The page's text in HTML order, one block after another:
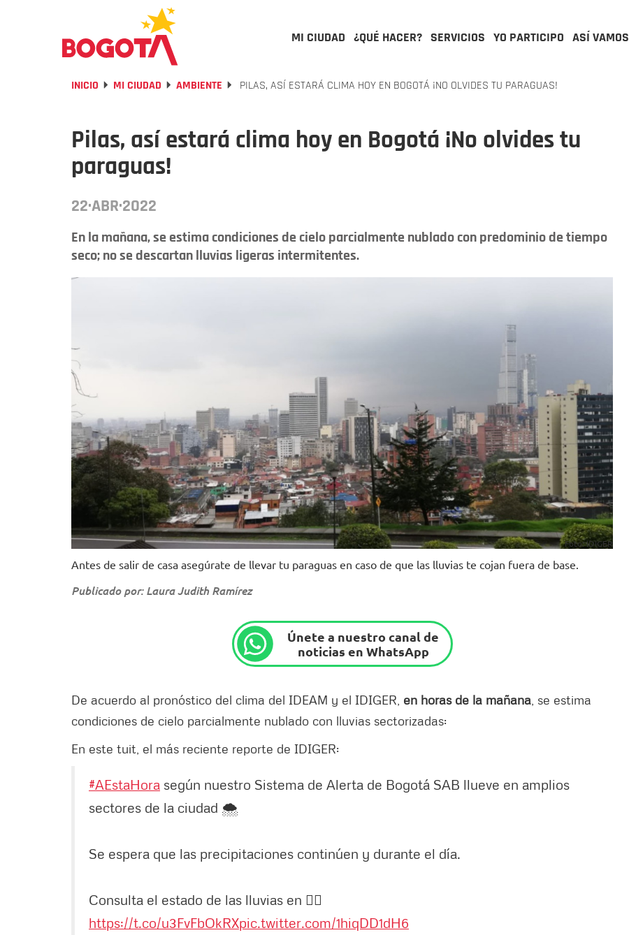
MI CIUDAD ¿QUÉ HACER? SERVICIOS YO PARTICIPO ASÍ VAMOS
INICIO MI CIUDAD AMBIENTE PILAS, ASÍ ESTARÁ CLIMA HOY EN BOGOTÁ ¡NO OLVIDES TU PARAGUAS!
Pilas, así estará clima hoy en Bogotá ¡No olvides tu
paraguas!
22·ABR·2022
En la mañana, se estima condiciones de cielo parcialmente nublado con predominio de tiempo
seco; no se descartan lluvias ligeras intermitentes.
Foto: IDIGER
Antes de salir de casa asegúrate de llevar tu paraguas en caso de que las lluvias te cojan fuera de base.
Publicado por: Laura Judith Ramírez
Únete a nuestro canal de
noticias en WhatsApp
De acuerdo al pronóstico del clima del IDEAM y el IDIGER, en horas de la mañana , se estima
condiciones de cielo parcialmente nublado con lluvias sectorizadas:
En este tuit, el más reciente reporte de IDIGER:
#AEstaHora según nuestro Sistema de Alerta de Bogotá SAB llueve en amplios
sectores de la ciudad 🌨
Se espera que las precipitaciones continúen y durante el día.
Consulta el estado de las lluvias en 👉🏻
https://t.co/u3FvFbOkRXpic.twitter.com/1hiqDD1dH6